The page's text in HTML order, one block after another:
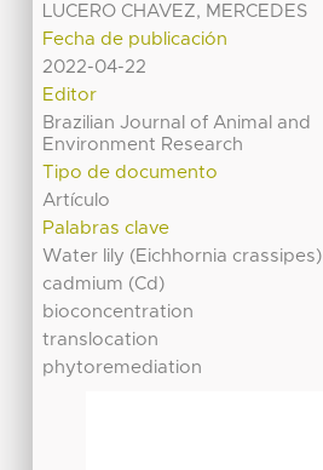
LUCERO CHAVEZ, MERCEDES
Fecha de publicación
2022-04-22
Editor
Brazilian Journal of Animal and
Environment Research
Tipo de documento
Artículo
Palabras clave
Water lily (Eichhornia crassipes)
cadmium (Cd)
bioconcentration
translocation
phytoremediation